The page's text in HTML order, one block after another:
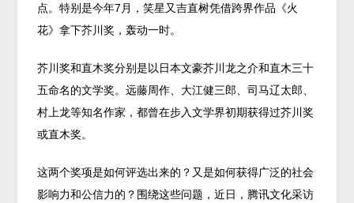
点。特别是今年7月，笑星又吉直树凭借跨界作品《火
花》拿下芥川奖，轰动一时。
芥川奖和直木奖分别是以日本文豪芥川龙之介和直木三十
五命名的文学奖。远藤周作、大江健三郎、司马辽太郎、
村上龙等知名作家，都曾在步入文学界初期获得过芥川奖
或直木奖。
这两个奖项是如何评选出来的？又是如何获得广泛的社会
影响力和公信力的？围绕这些问题，近日，腾讯文化采访